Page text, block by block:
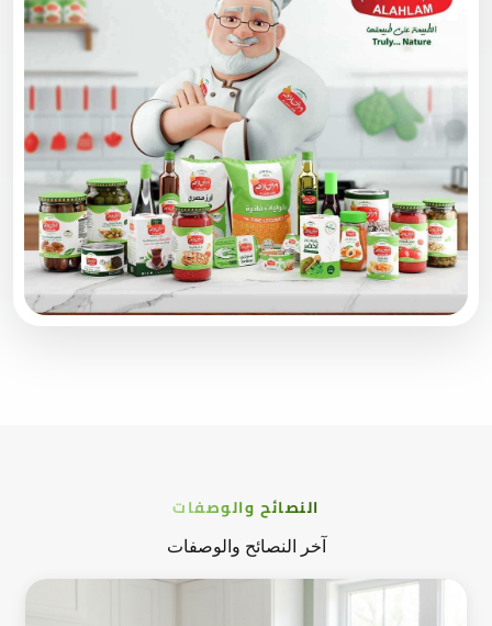
النصائح والوصفات
آخر النصائح والوصفات